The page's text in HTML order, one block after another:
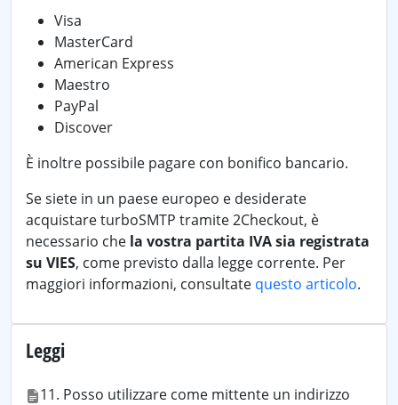
Visa
MasterCard
American Express
Maestro
PayPal
Discover
È inoltre possibile pagare con bonifico bancario.
Se siete in un paese europeo e desiderate
acquistare turboSMTP tramite 2Checkout, è
necessario che la vostra partita IVA sia registrata
su VIES, come previsto dalla legge corrente. Per
maggiori informazioni, consultate questo articolo.
Leggi
11. Posso utilizzare come mittente un indirizzo